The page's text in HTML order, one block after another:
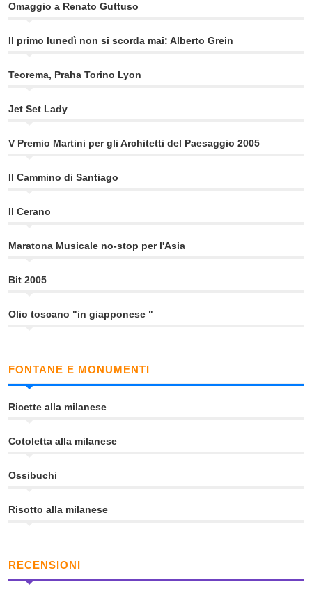
Omaggio a Renato Guttuso
Il primo lunedì non si scorda mai: Alberto Grein
Teorema, Praha Torino Lyon
Jet Set Lady
V Premio Martini per gli Architetti del Paesaggio 2005
Il Cammino di Santiago
Il Cerano
Maratona Musicale no-stop per l'Asia
Bit 2005
Olio toscano "in giapponese "
FONTANE E MONUMENTI
Ricette alla milanese
Cotoletta alla milanese
Ossibuchi
Risotto alla milanese
RECENSIONI